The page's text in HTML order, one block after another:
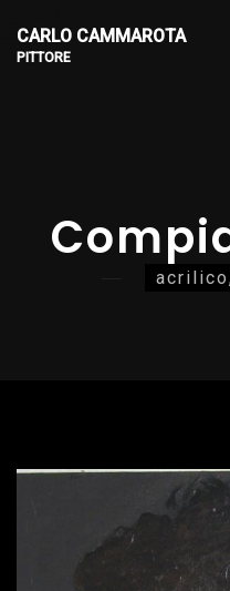
CARLO CAMMAROTA
PITTORE